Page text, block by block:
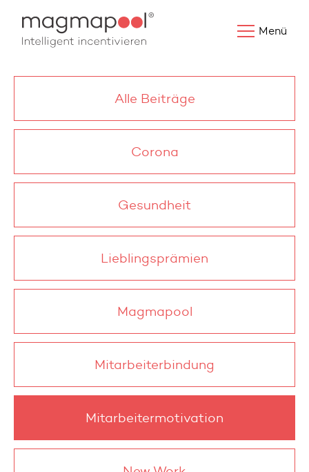
Menü
Alle Beiträge
Corona
Gesundheit
Lieblingsprämien
Magmapool
Mitarbeiterbindung
Mitarbeitermotivation